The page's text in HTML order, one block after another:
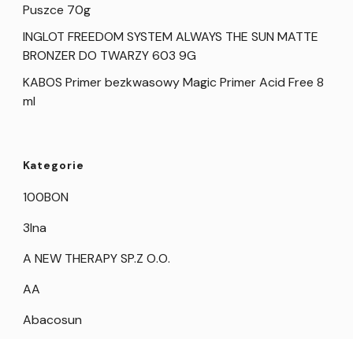
Puszce 70g
INGLOT FREEDOM SYSTEM ALWAYS THE SUN MATTE
BRONZER DO TWARZY 603 9G
KABOS Primer bezkwasowy Magic Primer Acid Free 8
ml
Kategorie
100BON
3Ina
A NEW THERAPY SP.Z O.O.
AA
Abacosun